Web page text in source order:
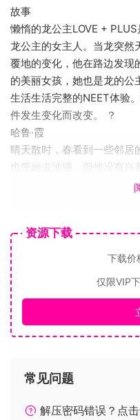
故事
懒惰的龙公主LOVE +
龙公主的女主人。当龙突然
覆地的变化，他在路边发现
的美丽女孩，她也是龙的公
生活生活完整的NEET体验
件发生变化而改变。 ？
哈鲁·霞
晴天散时，春看到一些邻居
也带她去池塘，但他没有兴
伤，并邀请她和她和一些朋
草，并且非常简单地鹿的暗
主。她征召为铃鹿的主。何
武也被卷入了这次活动。
哆啦美场景
哆啦美继续思考如何让春加
中，确定的行动方案是与武
的行动被孵化出来，以诱捕
以春、铃鹿、哆啦美小说为
英文和繁体中文语言选项
资源下载
下载价
仅限VIP
常见问题
解压密码错误？点击